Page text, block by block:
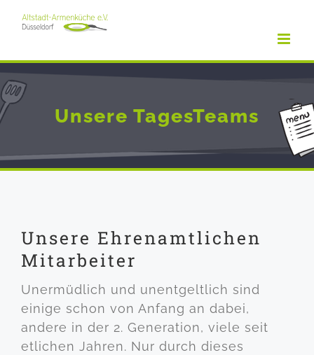
Inhalt
Unsere TagesTeams
Unsere Ehrenamtlichen
Mitarbeiter
Unermüdlich und unentgeltlich sind
einige schon von Anfang an dabei,
andere in der 2. Generation, viele seit
etlichen Jahren. Nur durch dieses